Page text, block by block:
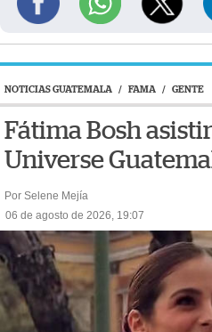
NOTICIAS GUATEMALA / FAMA / GENTE
Fátima Bosh
Universe
Por Selene Mejía
06 de agosto de 2026, 19:07